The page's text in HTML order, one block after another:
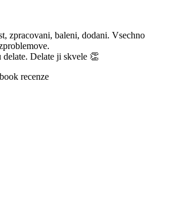
zpracovani, baleni, dodani. Vsechno
Delate ji skvele 👏
recenze